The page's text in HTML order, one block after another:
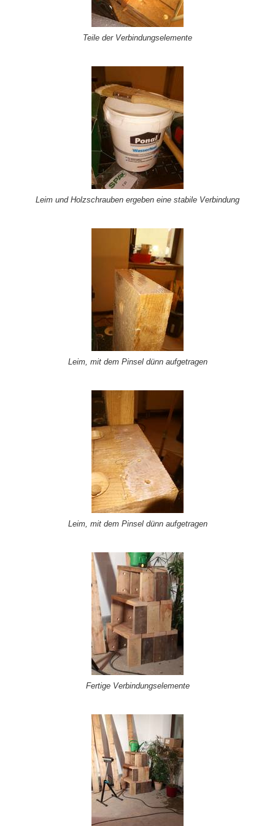
Teile der Verbindungselemente
Leim und Holzschrauben ergeben eine stabile Verbindung
Leim, mit dem Pinsel dünn aufgetragen
Leim, mit dem Pinsel dünn aufgetragen
Fertige Verbindungselemente